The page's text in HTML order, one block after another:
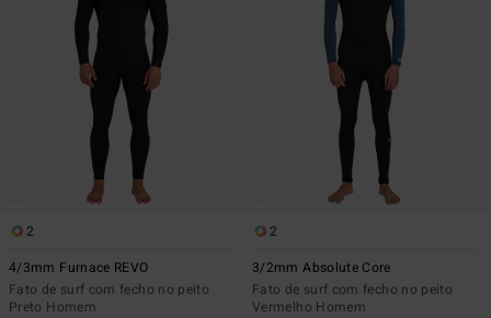
2
4/3mm Furnace REVO
Fato de surf com fecho no peito
Preto Homem
2
3/2mm Absolute Core
Fato de surf com fecho no peito
Vermelho Homem